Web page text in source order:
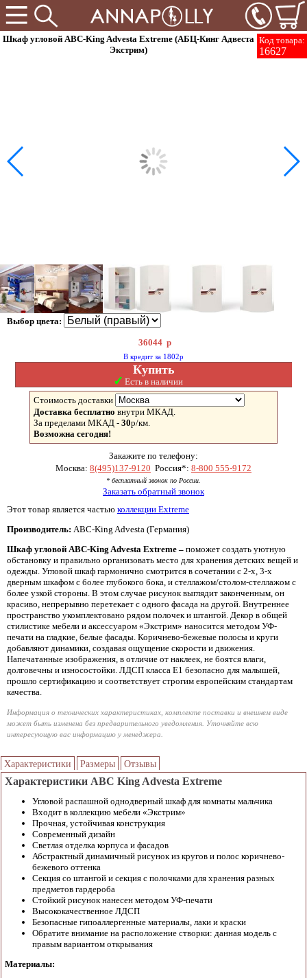
Код товара:
16627
Шкаф угловой ABC-King Advesta Extreme (АБЦ-Кинг Адвеста
Экстрим)
Выбор цвета:
36044 р
В кредит за 1802р
Купить
✓ Есть в наличии
Стоимость доставки
Доставка бесплатно внутри МКАД.
За пределами МКАД - 30р/км.
Возможна сегодня!
Закажите по телефону:
Москва: 8(495)137-9120 Россия*: 8-800 555-9172
* бесплатный звонок по России.
Заказать обратный звонок
Этот товар является частью коллекции Extreme
Производитель: ABC-King Advesta (Германия)
Шкаф угловой ABC-King Advesta Extreme – поможет создать уютную
обстановку и правильно организовать место для хранения детских вещей и
одежды. Угловой шкаф гармонично смотрится в сочетании с 2-х, 3-х
дверным шкафом с более глубокого бока, и стеллажом/столом-стеллажом с
более узкой стороны. В этом случае рисунок выглядит законченным, он
красиво, непрерывно перетекает с одного фасада на другой. Внутреннее
пространство укомплектовано рядом полочек и штангой. Декор в общей
стилистике мебели и аксессуаром «Экстрим» наносится методом УФ-
печати на гладкие, белые фасады. Коричнево-бежевые полосы и круги
добавляют динамики, создавая ощущение скорости и движения.
Напечатанные изображения, в отличие от наклеек, не боятся влаги,
долговечны и износостойки. ЛДСП класса Е1 безопасно для малышей,
прошло сертификацию и соответствует строгим европейским стандартам
качества.
Информация о технических характеристиках, комплекте поставки и внешнем виде
может быть изменена без предварительного уведомления. Уточняйте всю
интересующую вас информацию у менеджера.
Характеристики Размеры Отзывы
Характеристики ABC King Advesta Extreme
Угловой распашной однодверный шкаф для комнаты мальчика
Входит в коллекцию мебели «Экстрим»
Прочная, устойчивая конструкция
Современный дизайн
Светлая отделка корпуса и фасадов
Абстрактный динамичный рисунок из кругов и полос коричнево-
бежевого оттенка
Секция со штангой и секция с полочками для хранения разных
предметов гардероба
Стойкий рисунок нанесен методом УФ-печати
Высококачественное ЛДСП
Безопасные гипоаллергенные материалы, лаки и краски
Обратите внимание на расположение створки: данная модель с
правым вариантом открывания
Материалы: